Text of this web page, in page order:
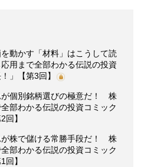
を動かす「材料」はこうして読
用まで全部わかる伝説の投資
」【第3回】
が個別銘柄選びの極意だ！ 株
部わかる伝説の投資コミック
回】
が株で儲ける常勝手段だ！ 株
部わかる伝説の投資コミック
回】